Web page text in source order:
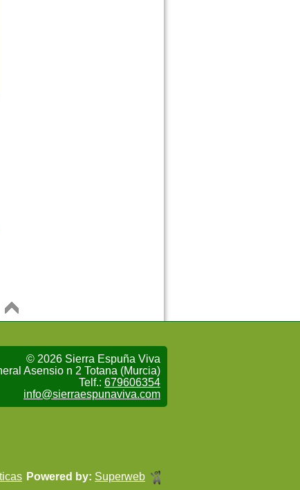
© 2026 Sierra Espuña Viva
Asensio n 2 Totana (Murcia)
Telf.: 679606354
info@sierraespunaviva.com
Powered by: Superweb